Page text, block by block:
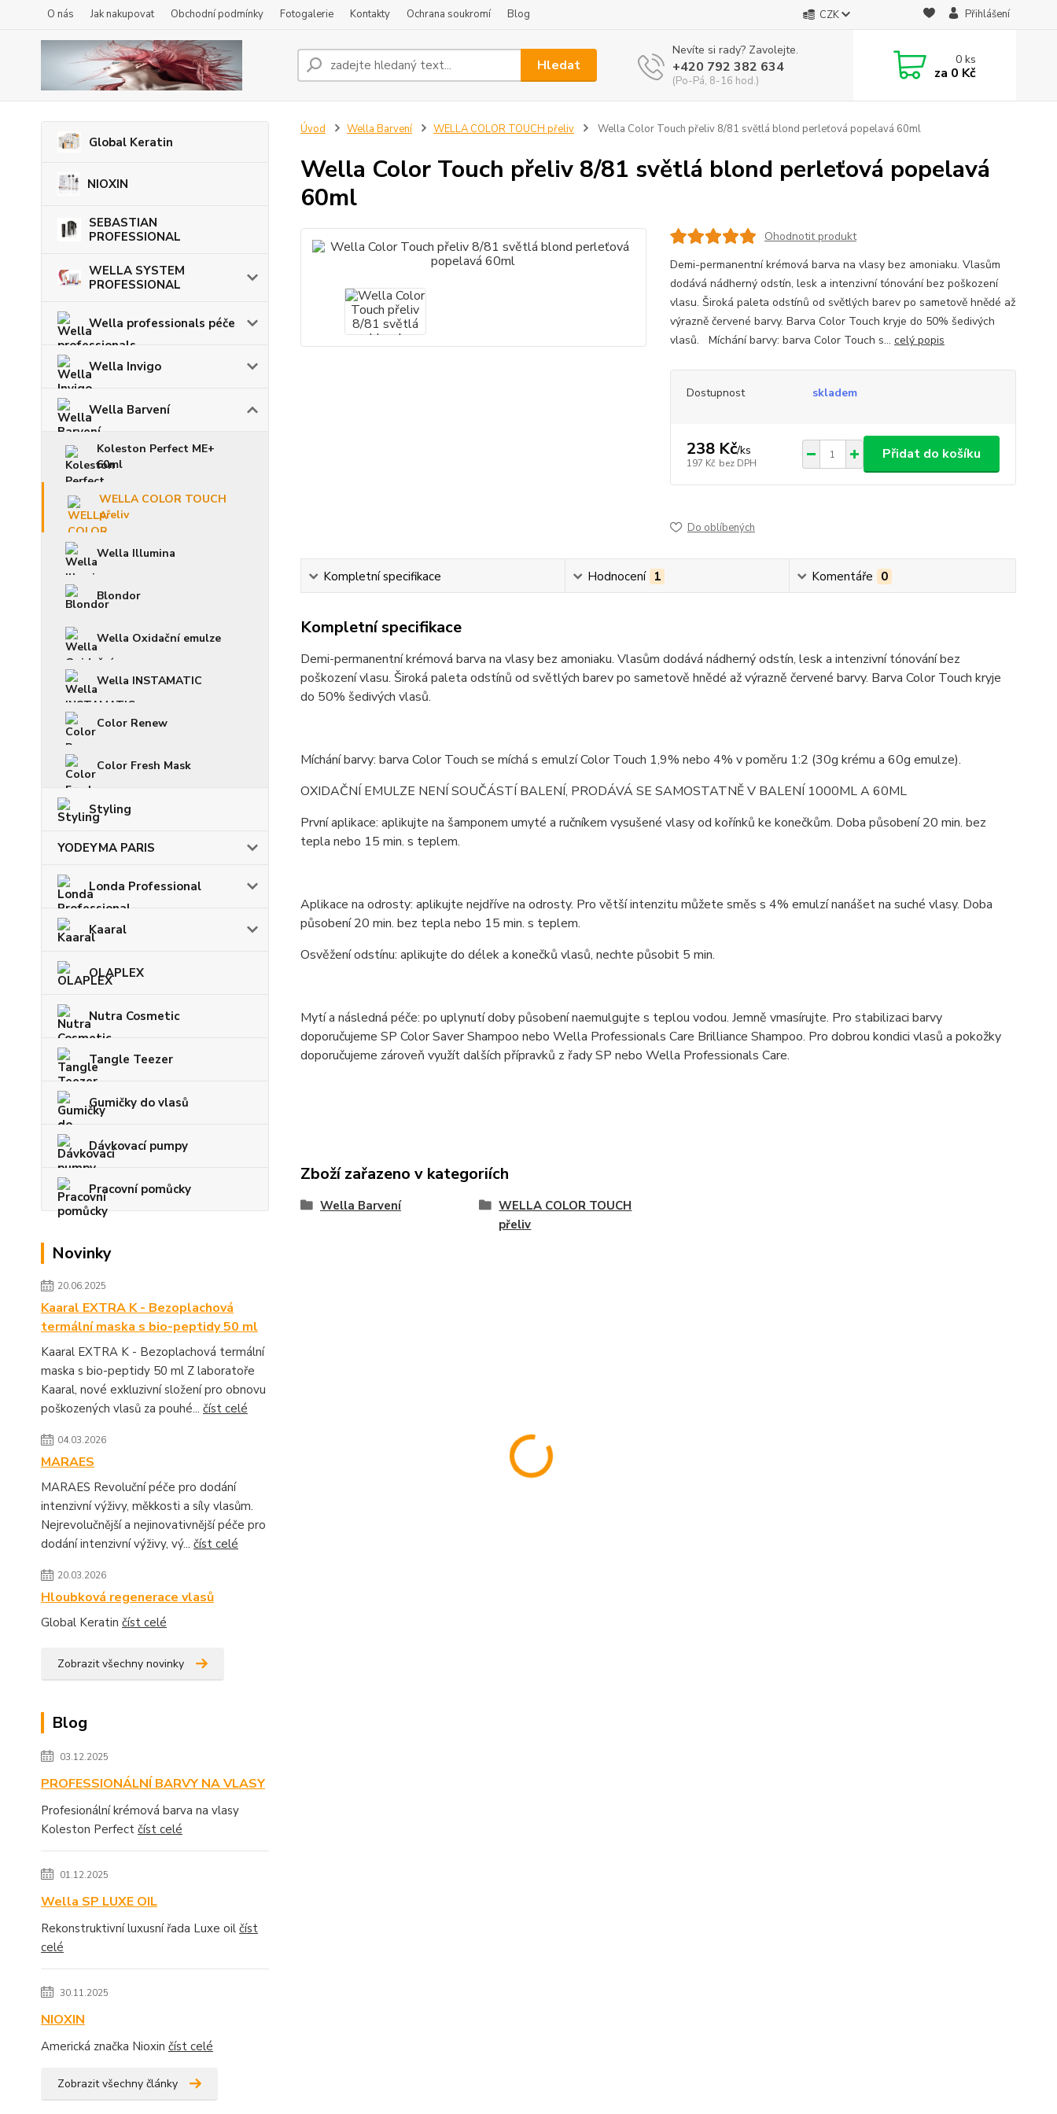
O nás Jak nakupovat Obchodní podmínky Fotogalerie Kontakty Ochrana soukromí Blog CZK Přihlášení
Hledat
Nevíte si rady? Zavolejte.
+420 792 382 634
(Po-Pá, 8-16 hod.)
0ks
za 0 Kč
Global Keratin
NIOXIN
SEBASTIAN
PROFESSIONAL
WELLA SYSTEM
PROFESSIONAL
Wella professionals péče
Wella Invigo
Wella Barvení
Koleston Perfect ME+
60ml
WELLA COLOR TOUCH
přeliv
Wella Illumina
Blondor
Wella Oxidační emulze
Wella INSTAMATIC
Color Renew
Color Fresh Mask
Styling
YODEYMA PARIS
Londa Professional
Kaaral
OLAPLEX
Nutra Cosmetic
Tangle Teezer
Gumičky do vlasů
Dávkovací pumpy
Pracovní pomůcky
Novinky
20.06.2025
Kaaral EXTRA K - Bezoplachová
termální maska s bio-peptidy 50 ml
Kaaral EXTRA K - Bezoplachová termální
maska s bio-peptidy 50 ml Z laboratoře
Kaaral, nové exkluzivní složení pro obnovu
poškozených vlasů za pouhé... číst celé
04.03.2026
MARAES
MARAES Revoluční péče pro dodání
intenzivní výživy, měkkosti a síly vlasům.
Nejrevolučnější a nejinovativnější péče pro
dodání intenzivní výživy, vý... číst celé
20.03.2026
Hloubková regenerace vlasů
Global Keratin číst celé
Zobrazit všechny novinky
Blog
03.12.2025
PROFESSIONÁLNÍ BARVY NA VLASY
Profesionální krémová barva na vlasy
Koleston Perfect číst celé
01.12.2025
Wella SP LUXE OIL
Rekonstruktivní luxusní řada Luxe oil číst
celé
30.11.2025
NIOXIN
Americká značka Nioxin číst celé
Zobrazit všechny články
Úvod Wella Barvení WELLA COLOR TOUCH přeliv Wella Color Touch přeliv 8/81 světlá blond perleťová popelavá 60ml
Wella Color Touch přeliv 8/81 světlá blond perleťová popelavá
60ml
Ohodnotit produkt
Demi-permanentní krémová barva na vlasy bez amoniaku. Vlasům
dodává nádherný odstín, lesk a intenzivní tónování bez poškození
vlasu. Široká paleta odstínů od světlých barev po sametově hnědé až
výrazně červené barvy. Barva Color Touch kryje do 50% šedivých
vlasů. Míchání barvy: barva Color Touch s... celý popis
Dostupnost skladem
238 Kč/ks
197 Kč bez DPH
Přidat do košíku
Do oblíbených
Kompletní specifikace Hodnocení 1 Komentáře 0
Kompletní specifikace
Demi-permanentní krémová barva na vlasy bez amoniaku. Vlasům dodává nádherný odstín, lesk a intenzivní tónování bez
poškození vlasu. Široká paleta odstínů od světlých barev po sametově hnědé až výrazně červené barvy. Barva Color Touch kryje
do 50% šedivých vlasů.
Míchání barvy: barva Color Touch se míchá s emulzí Color Touch 1,9% nebo 4% v poměru 1:2 (30g krému a 60g emulze).
OXIDAČNÍ EMULZE NENÍ SOUČÁSTÍ BALENÍ, PRODÁVÁ SE SAMOSTATNĚ V BALENÍ 1000ML A 60ML
První aplikace: aplikujte na šamponem umyté a ručníkem vysušené vlasy od kořínků ke konečkům. Doba působení 20 min. bez
tepla nebo 15 min. s teplem.
Aplikace na odrosty: aplikujte nejdříve na odrosty. Pro větší intenzitu můžete směs s 4% emulzí nanášet na suché vlasy. Doba
působení 20 min. bez tepla nebo 15 min. s teplem.
Osvěžení odstínu: aplikujte do délek a konečků vlasů, nechte působit 5 min.
Mytí a následná péče: po uplynutí doby působení naemulgujte s teplou vodou. Jemně vmasírujte. Pro stabilizaci barvy
doporučujeme SP Color Saver Shampoo nebo Wella Professionals Care Brilliance Shampoo. Pro dobrou kondici vlasů a pokožky
doporučujeme zároveň využít dalších přípravků z řady SP nebo Wella Professionals Care.
Zboží zařazeno v kategoriích
Wella Barvení
WELLA COLOR TOUCH
přeliv